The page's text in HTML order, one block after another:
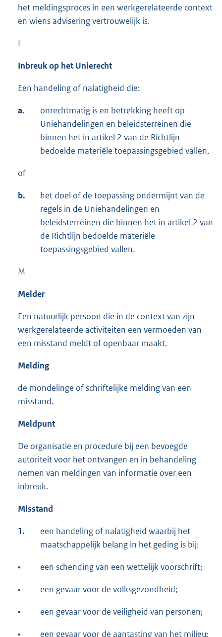
het meldingsproces in een werkgerelateerde context
en wiens advisering vertrouwelijk is.
I
Inbreuk op het Unierecht
Een handeling of nalatigheid die:
a.
onrechtmatig is en betrekking heeft op
Uniehandelingen en beleidsterreinen die
binnen het in artikel 2 van de Richtlijn
bedoelde materiële toepassingsgebied vallen,
of
b.
het doel of de toepassing ondermijnt van de
regels in de Uniehandelingen en
beleidsterreinen die binnen het in artikel 2 van
de Richtlijn bedoelde materiële
toepassingsgebied vallen.
M
Melder
Een natuurlijk persoon die in de context van zijn
werkgerelateerde activiteiten een vermoeden van
een misstand meldt of openbaar maakt.
Melding
de mondelinge of schriftelijke melding van een
misstand.
Meldpunt
De organisatie en procedure bij een bevoegde
autoriteit voor het ontvangen en in behandeling
nemen van meldingen van informatie over een
inbreuk.
Misstand
1.
een handeling of nalatigheid waarbij het
maatschappelijk belang in het geding is bij:
• een schending van een wettelijk voorschrift;
• een gevaar voor de volksgezondheid;
• een gevaar voor de veiligheid van personen;
• een gevaar voor de aantasting van het milieu;